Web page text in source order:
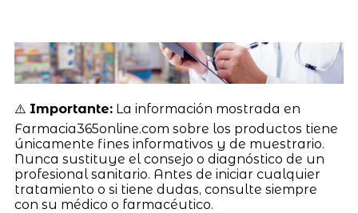
⚠️ Importante:La información mostrada en
Farmacia365online.com sobre los productos tiene
únicamente fines informativos y de muestrario.
Nunca sustituye el consejo o diagnóstico de un
profesional sanitario. Antes de iniciar cualquier
tratamiento o si tiene dudas, consulte siempre
con su médico o farmacéutico.